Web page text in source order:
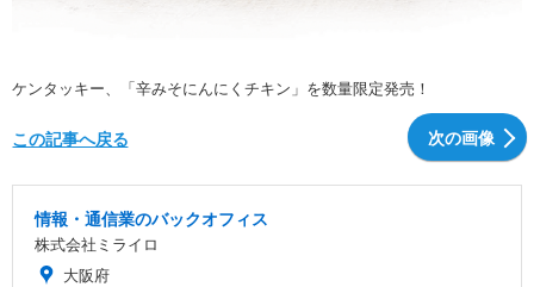
ケンタッキー、「辛みそにんにくチキン」を数量限定発売！
次の画像
この記事へ戻る
情報・通信業のバックオフィス
株式会社ミライロ
大阪府